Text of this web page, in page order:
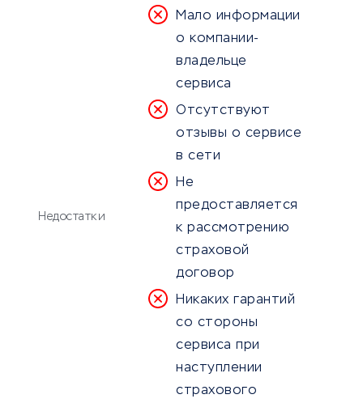
Недостатки
Мало информации
о компании-
владельце
сервиса
Отсутствуют
отзывы о сервисе
в сети
Не
предоставляется
к рассмотрению
страховой
договор
Никаких гарантий
со стороны
сервиса при
наступлении
страхового